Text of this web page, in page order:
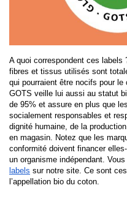
A quoi correspondent ces labels
fibres et tissus utilisés sont
qui pourraient être nocifs pour le
GOTS veille lui aussi au statut
de 95% et assure en plus que
socialement responsables et
dignité humaine, de la
en magasin. Notez que les
conformité doivent financer
labels sur notre site. Ce sont
l’appellation bio du coton.